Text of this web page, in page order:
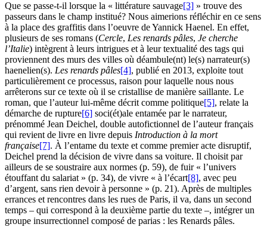
Que se passe-t-il lorsque la « littérature sauvage[3] » trouve des
passeurs dans le champ institué? Nous aimerions réfléchir en ce sens
à la place des graffitis dans l’oeuvre de Yannick Haenel. En effet,
plusieurs de ses romans (Cercle, Les renards pâles, Je cherche
l’Italie) intègrent à leurs intrigues et à leur textualité des tags qui
proviennent des murs des villes où déambule(nt) le(s) narrateur(s)
haenelien(s). Les renards pâles[4], publié en 2013, exploite tout
particulièrement ce processus, raison pour laquelle nous nous
arrêterons sur ce texte où il se cristallise de manière saillante. Le
roman, que l’auteur lui-même décrit comme politique[5], relate la
démarche de rupture[6] soci(ét)ale entamée par le narrateur,
prénommé Jean Deichel, double autofictionnel de l’auteur français
qui revient de livre en livre depuis Introduction à la mort
française[7]. À l’entame du texte et comme premier acte disruptif,
Deichel prend la décision de vivre dans sa voiture. Il choisit par
ailleurs de se soustraire aux normes (p. 59), de fuir « l’univers
étouffant du salariat » (p. 34), de vivre « à l’écart[8], avec peu
d’argent, sans rien devoir à personne » (p. 21). Après de multiples
errances et rencontres dans les rues de Paris, il va, dans un second
temps – qui correspond à la deuxième partie du texte –, intégrer un
groupe insurrectionnel composé de parias : les Renards pâles.